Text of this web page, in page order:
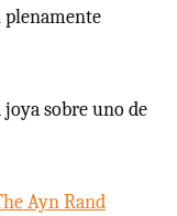
plenamente
sobre uno de
Ayn Rand